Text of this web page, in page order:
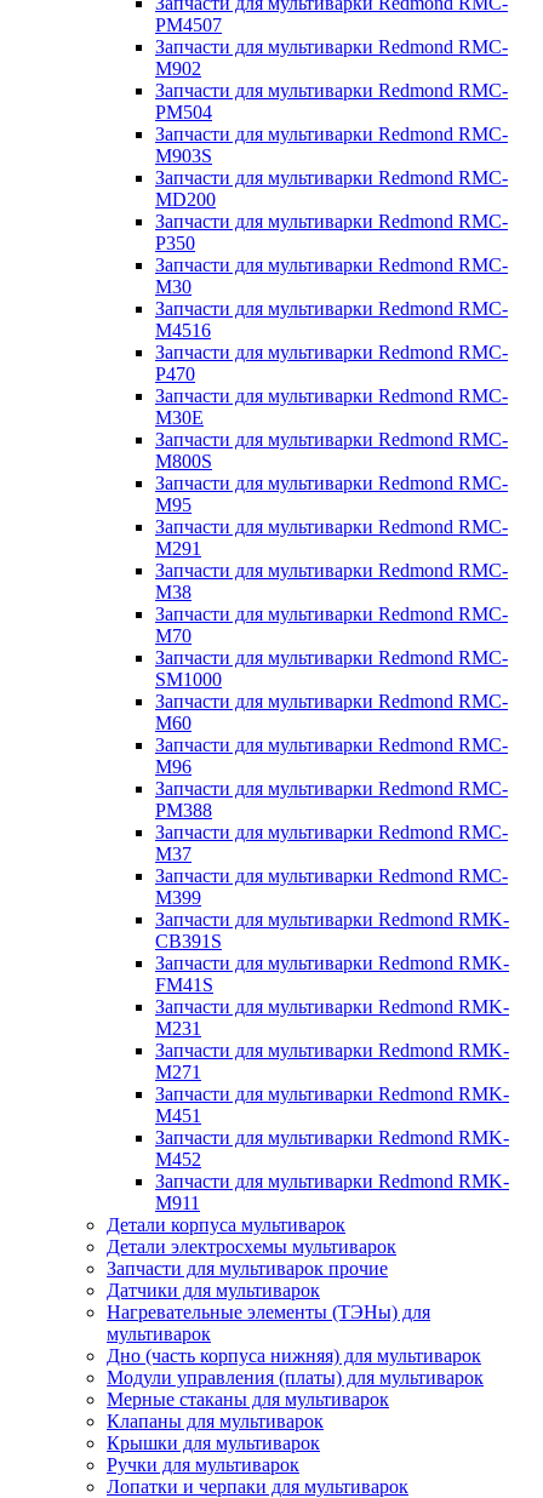
PM4507
Запчасти для мультиварки Redmond RMC-
M902
Запчасти для мультиварки Redmond RMC-
PM504
Запчасти для мультиварки Redmond RMC-
M903S
Запчасти для мультиварки Redmond RMC-
MD200
Запчасти для мультиварки Redmond RMC-
P350
Запчасти для мультиварки Redmond RMC-
M30
Запчасти для мультиварки Redmond RMC-
M4516
Запчасти для мультиварки Redmond RMC-
P470
Запчасти для мультиварки Redmond RMC-
M30E
Запчасти для мультиварки Redmond RMC-
M800S
Запчасти для мультиварки Redmond RMC-
M95
Запчасти для мультиварки Redmond RMC-
M291
Запчасти для мультиварки Redmond RMC-
M38
Запчасти для мультиварки Redmond RMC-
M70
Запчасти для мультиварки Redmond RMC-
SM1000
Запчасти для мультиварки Redmond RMC-
M60
Запчасти для мультиварки Redmond RMC-
M96
Запчасти для мультиварки Redmond RMC-
PM388
Запчасти для мультиварки Redmond RMC-
M37
Запчасти для мультиварки Redmond RMC-
M399
Запчасти для мультиварки Redmond RMK-
CB391S
Запчасти для мультиварки Redmond RMK-
FM41S
Запчасти для мультиварки Redmond RMK-
M231
Запчасти для мультиварки Redmond RMK-
M271
Запчасти для мультиварки Redmond RMK-
M451
Запчасти для мультиварки Redmond RMK-
M452
Запчасти для мультиварки Redmond RMK-
M911
Детали корпуса мультиварок
Детали электросхемы мультиварок
Запчасти для мультиварок прочие
Датчики для мультиварок
Нагревательные элементы (ТЭНы) для
мультиварок
Дно (часть корпуса нижняя) для мультиварок
Модули управления (платы) для мультиварок
Мерные стаканы для мультиварок
Клапаны для мультиварок
Крышки для мультиварок
Ручки для мультиварок
Лопатки и черпаки для мультиварок